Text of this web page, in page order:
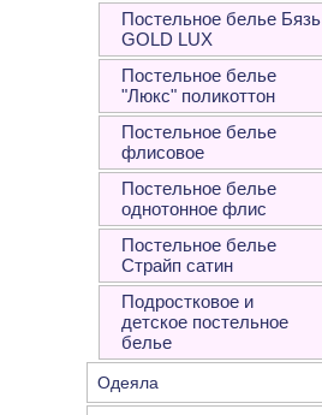
Постельное белье Бязь
GOLD LUX
Постельное белье
"Люкс" поликоттон
Постельное белье
флисовое
Постельное белье
однотонное флис
Постельное белье
Страйп сатин
Подростковое и
детское постельное
белье
Одеяла